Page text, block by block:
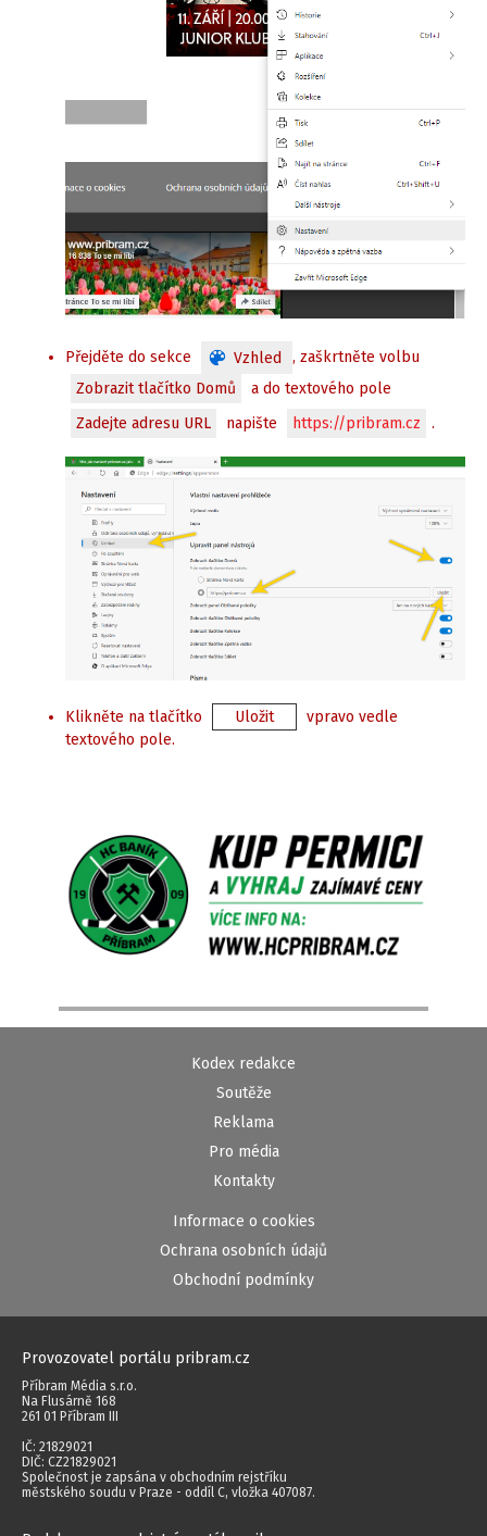
Přejděte do sekce Vzhled
, zaškrtněte volbu
Zobrazit tlačítko Domů
a do textového pole
Zadejte adresu URL
napište https://pribram.cz .
Klikněte na tlačítko Uložit
vpravo vedle
textového pole.
Kodex redakce
Soutěže
Reklama
Pro média
Kontakty
Informace o cookies
Ochrana osobních údajů
Obchodní podmínky
Provozovatel portálu pribram.cz
Příbram Média s.r.o.
Na Flusárně 168
261 01 Příbram III
IČ: 21829021
DIČ: CZ21829021
Společnost je zapsána v obchodním rejstříku
městského soudu v Praze - oddíl C, vložka 407087.